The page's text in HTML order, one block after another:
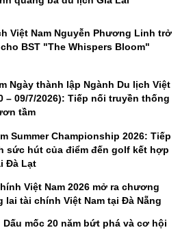
Việt Nam Nguyễn Phương Linh trở
BST "The Whispers Bloom"
Ngày thành lập Ngành Du lịch Việt
– 09/7/2026): Tiếp nối truyền thống
tầm
Summer Championship 2026: Tiếp
sức hút của điểm đến golf kết hợp
Đà Lạt
Việt Nam 2026 mở ra chương
lai tài chính Việt Nam tại Đà Nẵng
Dấu mốc 20 năm bứt phá và cơ hội